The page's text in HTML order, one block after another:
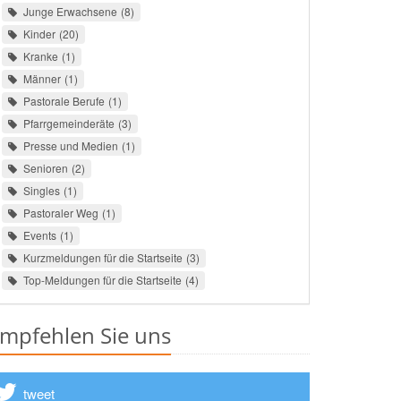
Junge Erwachsene 8
Kinder 20
Kranke 1
Männer 1
Pastorale Berufe 1
Pfarrgemeinderäte 3
Presse und Medien 1
Senioren 2
Singles 1
Pastoraler Weg 1
Events 1
Kurzmeldungen für die Startseite 3
Top-Meldungen für die Startseite 4
Sie uns
tweet